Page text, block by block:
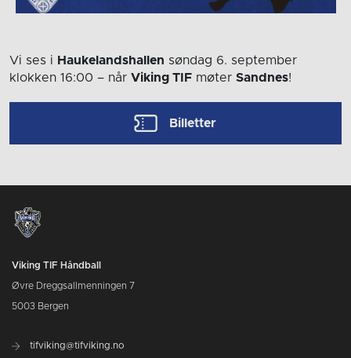
Vi ses i Haukelandshallen søndag 6. september
klokken 16:00 – når Viking TIF møter Sandnes!
Billetter
Viking TIF Håndball
Øvre Dreggsallmenningen 7
5003 Bergen
tifviking@tifviking.no